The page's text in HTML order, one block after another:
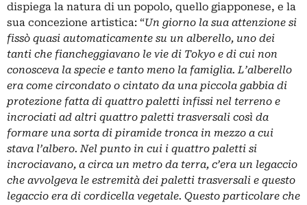
dispiega la natura di un popolo, quello giapponese, e la
sua concezione artistica: “Un giorno la sua attenzione si
fissò quasi automaticamente su un alberello, uno dei
tanti che fiancheggiavano le vie di Tokyo e di cui non
conosceva la specie e tanto meno la famiglia. L’alberello
era come circondato o cintato da una piccola gabbia di
protezione fatta di quattro paletti infissi nel terreno e
incrociati ad altri quattro paletti trasversali così da
formare una sorta di piramide tronca in mezzo a cui
stava l’albero. Nel punto in cui i quattro paletti si
incrociavano, a circa un metro da terra, c’era un legaccio
che avvolgeva le estremità dei paletti trasversali e questo
legaccio era di cordicella vegetale. Questo particolare che